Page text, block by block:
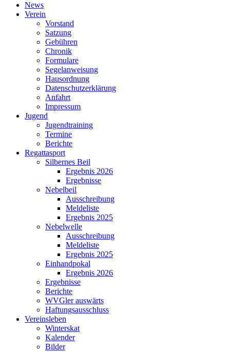
News
Verein
Vorstand
Satzung
Gebühren
Chronik
Formulare
Segelanweisung
Hausordnung
Datenschutzerklärung
Anfahrt
Impressum
Jugend
Jugendtraining
Termine
Berichte
Regattasport
Silbernes Beil
Ergebnis 2026
Ergebnisse
Nebelbeil
Ausschreibung
Meldeliste
Ergebnis 2025
Nebelwelle
Ausschreibung
Meldeliste
Ergebnis 2025
Einhandpokal
Ergebnis 2026
Ergebnisse
Berichte
WVGler auswärts
Haftungsausschluss
Vereinsleben
Winterskat
Kalender
Bilder